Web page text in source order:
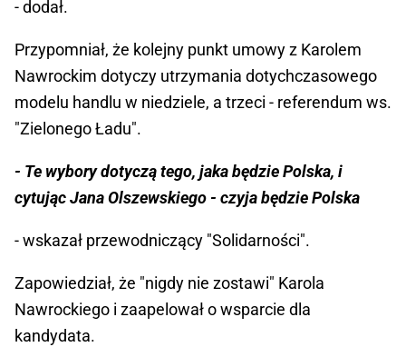
- dodał.
Przypomniał, że kolejny punkt umowy z Karolem
Nawrockim dotyczy utrzymania dotychczasowego
modelu handlu w niedziele, a trzeci - referendum ws.
"Zielonego Ładu".
- Te wybory dotyczą tego, jaka będzie Polska, i
cytując Jana Olszewskiego - czyja będzie Polska
- wskazał przewodniczący "Solidarności".
Zapowiedział, że "nigdy nie zostawi" Karola
Nawrockiego i zaapelował o wsparcie dla
kandydata.